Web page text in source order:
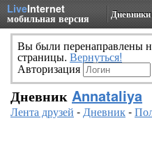
LiveInternet
мобильная версия Дневники
Вы были перенаправлены
страницы. Вернуться!
Авторизация
Дневник Annataliya
Лента друзей -Дневник-